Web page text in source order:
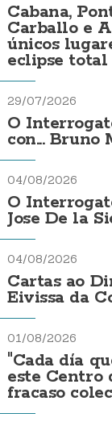
Cabana,
Carballo e
únicos
eclipse total
29/07/2026
O
con... Bruno
04/08/2026
O
Jose De la
04/08/2026
Cartas ao
Eivissa da
01/08/2026
"Cada día
este Centro
fracaso